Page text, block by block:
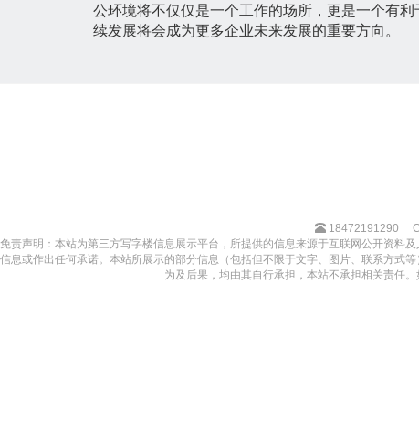
公环境将不仅仅是一个工作的场所，更是一个有
续发展将会成为更多企业未来发展的重要方向。
18472191290
免责声明：本站为第三方写字楼信息展示平台，所提供的信息来源于互联网公开资料
信息或作出任何承诺。本站所展示的部分信息（包括但不限于文字、图片、联系方式
为及后果，均由其自行承担，本站不承担相关责任